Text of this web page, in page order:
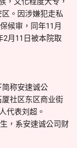
。因涉嫌犯走私
候审，同年11月
2月11日被本院取
称安速诚公
社区东区商业街
代表刘超。
，系安速诚公司财